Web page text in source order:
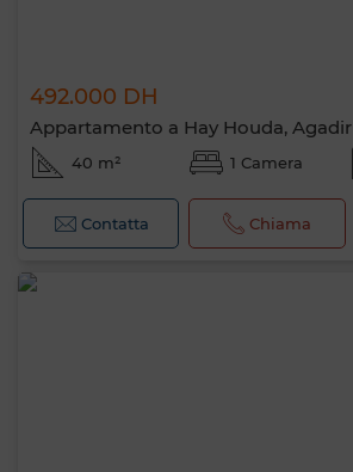
492.000 DH
Appartamento a Hay Houda, Agadir
40 m² 1 Camera
Contatta Chiama